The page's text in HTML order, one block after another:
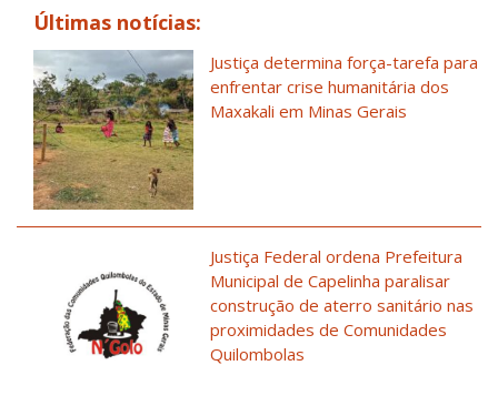
Últimas notícias:
Justiça determina força-tarefa para
enfrentar crise humanitária dos
Maxakali em Minas Gerais
Justiça Federal ordena Prefeitura
Municipal de Capelinha paralisar
construção de aterro sanitário nas
proximidades de Comunidades
Quilombolas